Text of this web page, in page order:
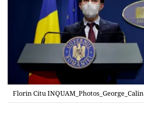
Florin Citu INQUAM_Photos_George_Calin